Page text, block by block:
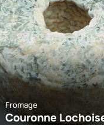
Fromage
Couronne